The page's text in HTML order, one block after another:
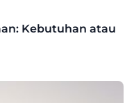
Kebutuhan atau